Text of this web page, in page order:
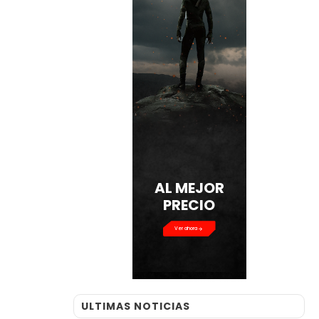
AL MEJOR
PRECIO
ULTIMAS NOTICIAS